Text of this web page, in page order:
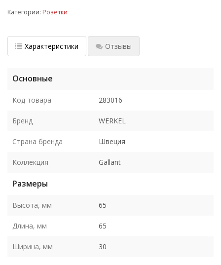
Категории: Розетки
Характеристики Отзывы
Основные
Код товара 283016
Бренд WERKEL
Страна бренда Швеция
Коллекция Gallant
Размеры
Высота, мм 65
Длина, мм 65
Ширина, мм 30